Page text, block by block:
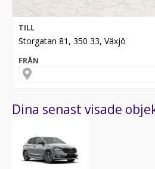
TILL
Storgatan 81, 350 33, Växjö
FRÅN
Dina senast visade